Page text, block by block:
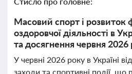
Масовий спорт і розвиток
оздоровчої діяльності в
та досягнення червня 2026
У червні 2026 року в Україні
заходи та спортивні події, що